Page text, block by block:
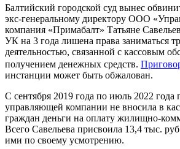
Балтийский городской суд вынес
экс-генеральному директору ООО
компания «Примабалт» Татьяне
УК на 3 года лишена права заниматься
деятельностью, связанной с кассовым
получением денежных средств.
инстанции может быть обжалован.
С сентября 2019 года по июль 2022 года
управляющей компании не вносила в
граждан деньги на оплату жилищно-
Всего Савельева присвоила 13,4 тыс.
ими по своему усмотрению.